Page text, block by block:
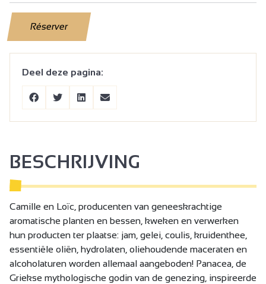
Réserver
Deel deze pagina:
BESCHRIJVING
Camille en Loïc, producenten van geneeskrachtige
aromatische planten en bessen, kweken en verwerken
hun producten ter plaatse: jam, gelei, coulis, kruidenthee,
essentiële oliën, hydrolaten, oliehoudende maceraten en
alcoholaturen worden allemaal aangeboden! Panacea, de
Griekse mythologische godin van de genezing, inspireerde